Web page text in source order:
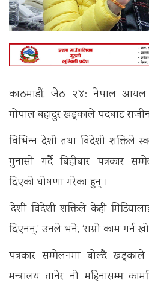
काठमाडौं, जेठ २४: नेपाल आयल
गोपाल बहादुर खड्काले पदबाट
विभिन्‍न देशी तथा विदेशी शक्तिले
गुनासो गर्दै बिहीबार पत्रकार
दिएको घोषणा गरेका हुन् ।
‘देशी विदेशी शक्तिले केही
दिएनन्,’ उनले भने, ‘राम्रो काम गर्न
पत्रकार सम्मेलनमा बोल्दै
मन्त्रालय तानेर नौ महिनासम्म